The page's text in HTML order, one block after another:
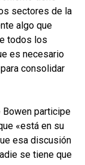
sectores de la
algo que
todos los
es necesario
consolidar
Bowen participe
«está en su
esa discusión
se tiene que